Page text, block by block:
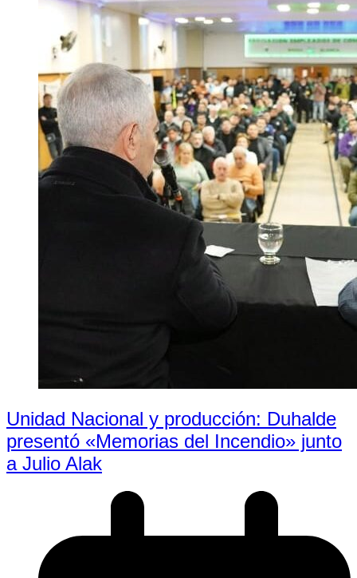
Unidad Nacional y producción: Duhalde
presentó «Memorias del Incendio» junto
a Julio Alak